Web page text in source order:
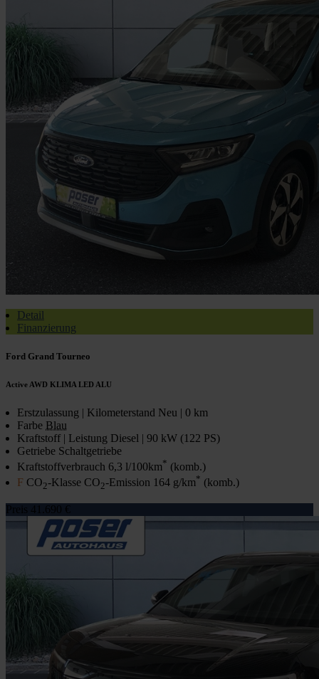
Detail
Finanzierung
Ford Grand Tourneo
Active AWD KLIMA LED ALU
Erstzulassung | Kilometerstand Neu | 0 km
Farbe Blau
Kraftstoff | Leistung Diesel | 90 kW (122 PS)
Getriebe Schaltgetriebe
Kraftstoffverbrauch 6,3 l/100km* (komb.)
F CO2-Klasse CO2-Emission 164 g/km* (komb.)
Preis 41.690 €